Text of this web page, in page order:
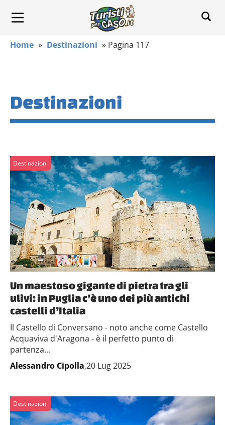
Home » Destinazioni » Pagina 117
Destinazioni
Destinazioni
Un maestoso gigante di pietra tra gli
ulivi: in Puglia c’è uno dei più antichi
castelli d’Italia
Il Castello di Conversano - noto anche come Castello
Acquaviva d'Aragona - è il perfetto punto di
partenza...
Alessandro Cipolla,20 Lug 2025
Destinazioni